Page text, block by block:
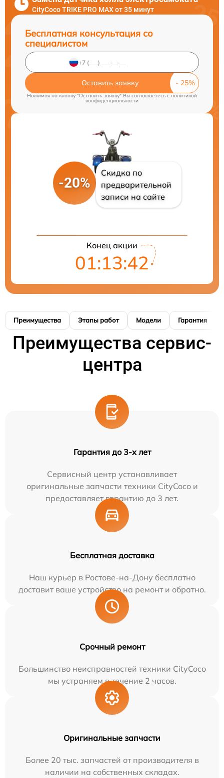
CityCoco TRIKE PRO MAX от 35 минут
Бесплатная консультация со
специалистом
Оставить заявку
Нажимая на кнопку "Оставить заявку" Вы соглашаетесь cполитикой
конфиденциальности
-20%
Скидка по
предварительной
записи на сайте
Конец акции
01:13:41
Преимущества Этапы работ Модели Гарантия
Преимущества сервис-
центра
Гарантия до 3-х лет
Сервисный центр устанавливает
оригинальные запчасти техники CityCoco и
предоставляет гарантию до 3 лет.
Бесплатная доставка
Наш курьер в Ростове-на-Дону бесплатно
доставит ваше устройство на ремонт и обратно.
Срочный ремонт
Большинство неисправностей техники CityCoco
мы устраняем в течение 2 часов.
Оригинальные запчасти
Более 20 тыс. запчастей от производителя в
наличии на собственных складах.